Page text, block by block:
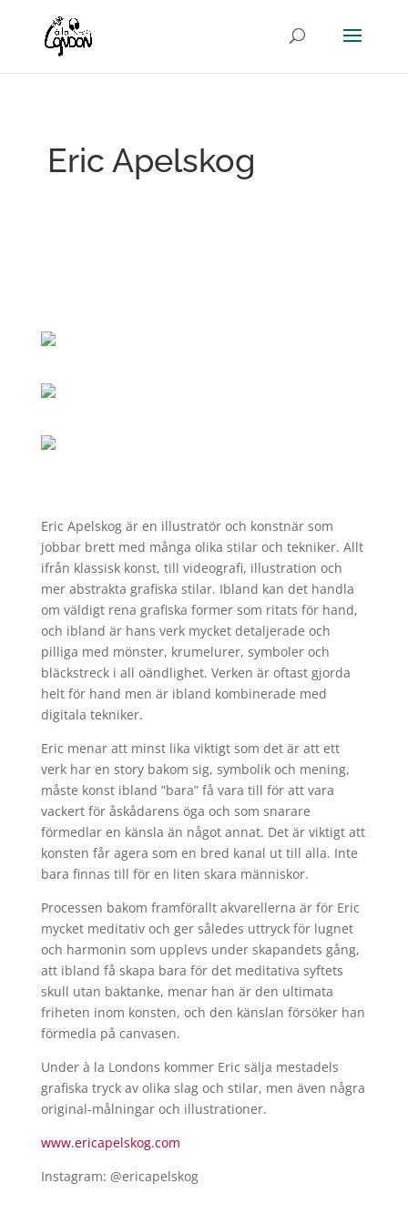
Eric Apelskog
Eric Apelskog är en illustratör och konstnär som
jobbar brett med många olika stilar och tekniker. Allt
ifrån klassisk konst, till videografi, illustration och
mer abstrakta grafiska stilar. Ibland kan det handla
om väldigt rena grafiska former som ritats för hand,
och ibland är hans verk mycket detaljerade och
pilliga med mönster, krumelurer, symboler och
bläckstreck i all oändlighet. Verken är oftast gjorda
helt för hand men är ibland kombinerade med
digitala tekniker.
Eric menar att minst lika viktigt som det är att ett
verk har en story bakom sig, symbolik och mening,
måste konst ibland ”bara” få vara till för att vara
vackert för åskådarens öga och som snarare
förmedlar en känsla än något annat. Det är viktigt att
konsten får agera som en bred kanal ut till alla. Inte
bara finnas till för en liten skara människor.
Processen bakom framförallt akvarellerna är för Eric
mycket meditativ och ger således uttryck för lugnet
och harmonin som upplevs under skapandets gång,
att ibland få skapa bara för det meditativa syftets
skull utan baktanke, menar han är den ultimata
friheten inom konsten, och den känslan försöker han
förmedla på canvasen.
Under à la Londons kommer Eric sälja mestadels
grafiska tryck av olika slag och stilar, men även några
original-målningar och illustrationer.
www.ericapelskog.com
Instagram: @ericapelskog